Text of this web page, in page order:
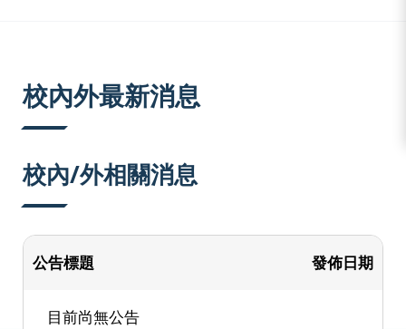
校內外最新消息
校內/外相關消息
公告標題 發佈日期
目前尚無公告